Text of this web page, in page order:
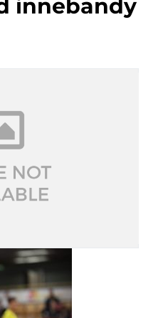
innebandy